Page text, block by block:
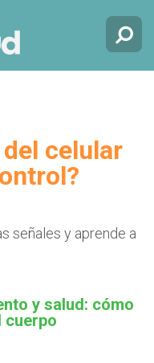
celular
señales y aprende a
y salud: cómo
cuerpo